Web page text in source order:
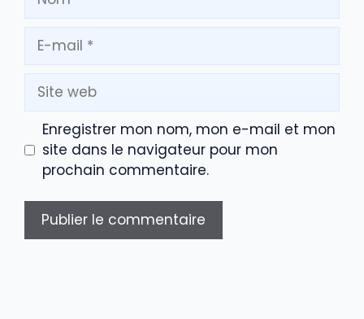
mail
Site
web
Enregistrer mon nom, mon e-mail et mon
site dans le navigateur pour mon
prochain commentaire.